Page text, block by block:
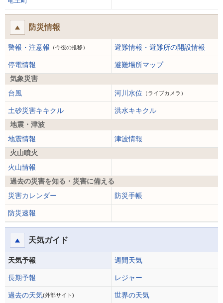
防災情報
警報・注意報 （今後の推移） 避難情報・避難所の開設情報
停電情報
避難場所マップ
気象災害
台風
河川水位 （ライブカメラ）
土砂災害キキクル
洪水キキクル
地震・津波
地震情報
津波情報
火山噴火
火山情報
過去の災害を知る・災害に備える
災害カレンダー
防災手帳
防災速報
天気ガイド
天気予報 週間天気
長期予報 レジャー
過去の天気(外部サイト)
世界の天気